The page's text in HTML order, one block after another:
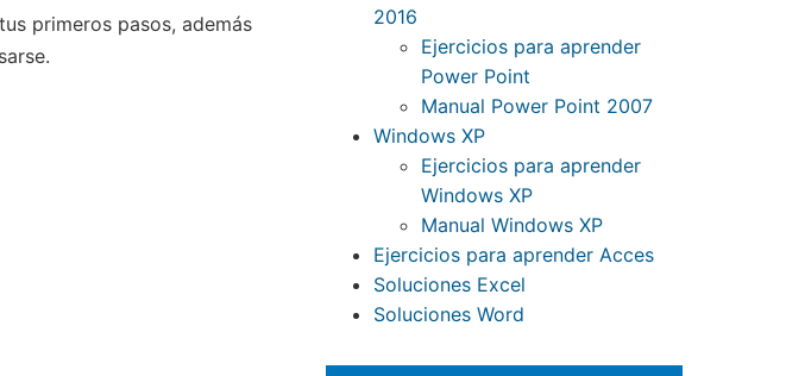
primeros pasos, además
2016
Ejercicios para aprender
Power Point
Manual Power Point 2007
Windows XP
Ejercicios para aprender
Windows XP
Manual Windows XP
Ejercicios para aprender Acces
Soluciones Excel
Soluciones Word